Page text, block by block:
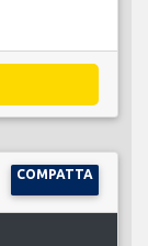
COMPATTA